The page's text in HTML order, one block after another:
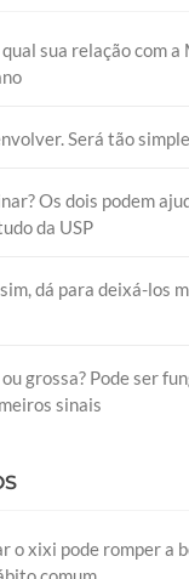
sua relação com
Será tão
Os dois podem
da USP
dá para deixá-los
grossa? Pode ser
sinais
o xixi pode romper a